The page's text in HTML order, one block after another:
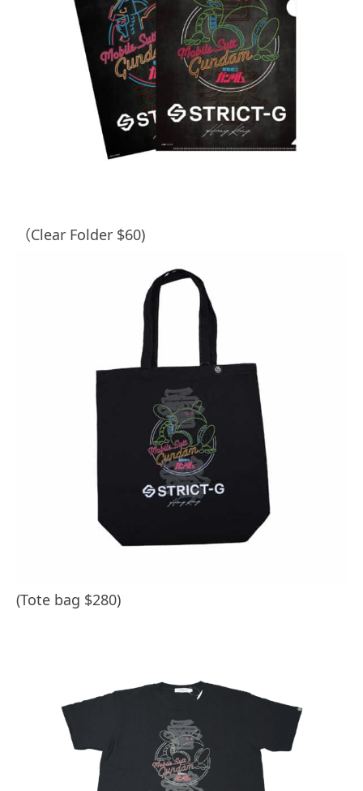
（Clear Folder $60)
(Tote bag $280)